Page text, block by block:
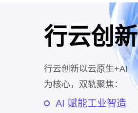
行云创新
行云创新以云原生+AI
为核心，双轨聚焦：
AI 赋能工业智造